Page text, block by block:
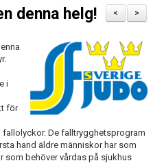
>
<
denna helg!
i
för
De falltrygghetsprogram
hand äldre människor har som
som behöver vårdas på sjukhus